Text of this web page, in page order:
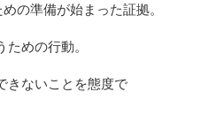
の準備が始まった証拠。
めの行動。
きないことを態度で